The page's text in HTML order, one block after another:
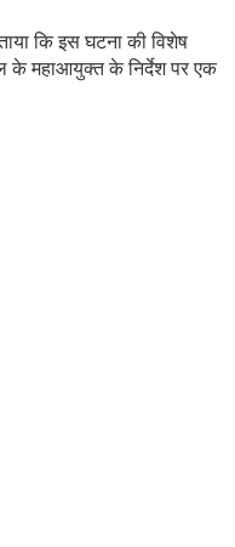
कि इस घटना की विशेष
के महाआयुक्त के निर्देश पर एक